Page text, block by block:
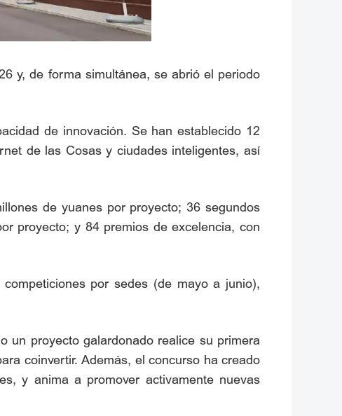
y, de forma simultánea, se abrió el periodo
de innovación. Se han establecido 12
de las Cosas y ciudades inteligentes, así
de yuanes por proyecto; 36 segundos
proyecto; y 84 premios de excelencia, con
por sedes (de mayo a junio),
un proyecto galardonado realice su primera
coinvertir. Además, el concurso ha creado
y anima a promover activamente nuevas